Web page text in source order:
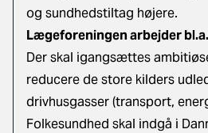
og sundhedstiltag højere.
Lægeforeningen arbejder
Der skal igangsættes
reducere de store kilders
drivhusgasser (transport,
Folkesundhed skal indgå i